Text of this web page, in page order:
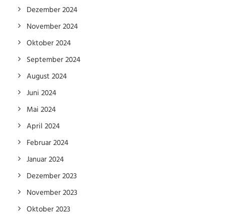
Dezember 2024
November 2024
Oktober 2024
September 2024
August 2024
Juni 2024
Mai 2024
April 2024
Februar 2024
Januar 2024
Dezember 2023
November 2023
Oktober 2023